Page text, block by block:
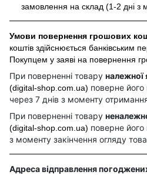
замовлення на склад (1-2 дні з
Умови повернення грошових
коштів здійснюється банківським
Покупцем у заяві на повернення
При поверненні товару належної
(digital-shop.com.ua) поверне його
через 7 днів з моменту
При поверненні товару
(digital-shop.com.ua) поверне його
з моменту закінчення огляду
Адреса відправлення